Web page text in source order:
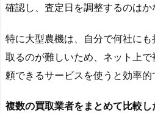
確認し、査定日を調整するのはか
特に大型農機は、自分で何社に
取るのが難しいため、ネット上
頼できるサービスを使うと効率的
複数の買取業者をまとめて比較し